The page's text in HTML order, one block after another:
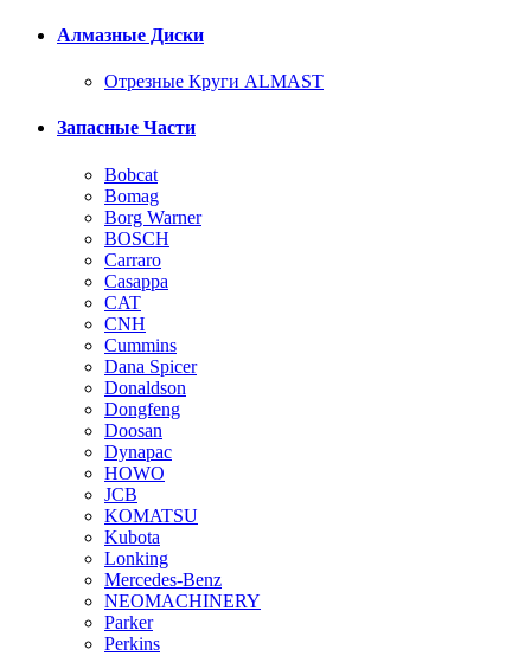
Алмазные Диски
Отрезные Круги ALMAST
Запасные Части
Bobcat
Bomag
Borg Warner
BOSCH
Carraro
Casappa
CAT
CNH
Cummins
Dana Spicer
Donaldson
Dongfeng
Doosan
Dynapac
HOWO
JCB
KOMATSU
Kubota
Lonking
Mercedes-Benz
NEOMACHINERY
Parker
Perkins